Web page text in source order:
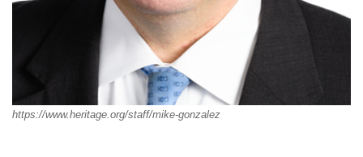
https://www.heritage.org/staff/mike-gonzalez